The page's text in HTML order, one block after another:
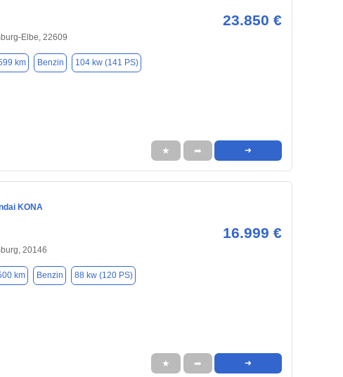
23.850 €
Elbe, 22609
km Benzin 104 kw (141 PS)
★ ➦ ➜
KONA
16.999 €
20146
km Benzin 88 kw (120 PS)
★ ➦ ➜